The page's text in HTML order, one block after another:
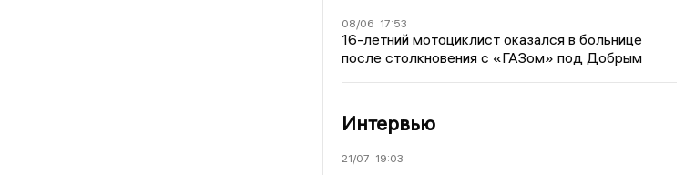
08/06 17:53
16-летний мотоциклист оказался в больнице
после столкновения с «ГАЗом» под Добрым
Интервью
21/07 19:03